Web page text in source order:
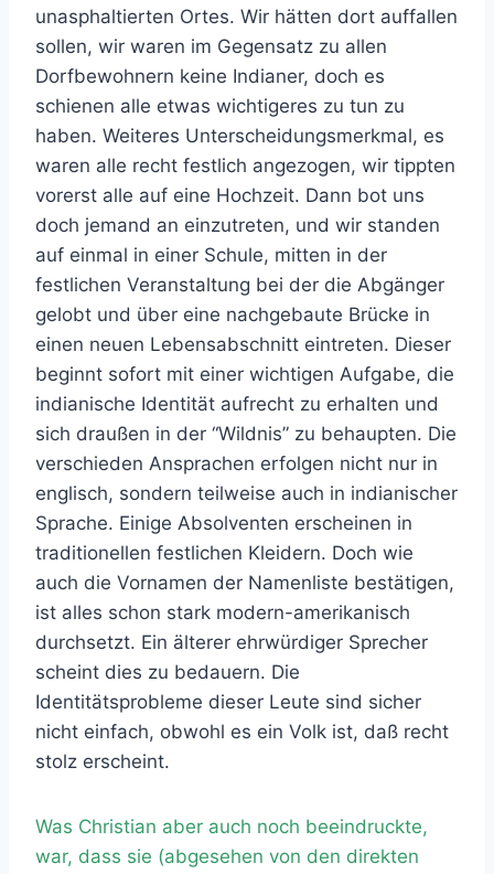
unasphaltierten Ortes. Wir hätten dort auffallen
sollen, wir waren im Gegensatz zu allen
Dorfbewohnern keine Indianer, doch es
schienen alle etwas wichtigeres zu tun zu
haben. Weiteres Unterscheidungsmerkmal, es
waren alle recht festlich angezogen, wir tippten
vorerst alle auf eine Hochzeit. Dann bot uns
doch jemand an einzutreten, und wir standen
auf einmal in einer Schule, mitten in der
festlichen Veranstaltung bei der die Abgänger
gelobt und über eine nachgebaute Brücke in
einen neuen Lebensabschnitt eintreten. Dieser
beginnt sofort mit einer wichtigen Aufgabe, die
indianische Identität aufrecht zu erhalten und
sich draußen in der “Wildnis” zu behaupten. Die
verschieden Ansprachen erfolgen nicht nur in
englisch, sondern teilweise auch in indianischer
Sprache. Einige Absolventen erscheinen in
traditionellen festlichen Kleidern. Doch wie
auch die Vornamen der Namenliste bestätigen,
ist alles schon stark modern-amerikanisch
durchsetzt. Ein älterer ehrwürdiger Sprecher
scheint dies zu bedauern. Die
Identitätsprobleme dieser Leute sind sicher
nicht einfach, obwohl es ein Volk ist, daß recht
stolz erscheint.
Was Christian aber auch noch beeindruckte,
war, dass sie (abgesehen von den direkten